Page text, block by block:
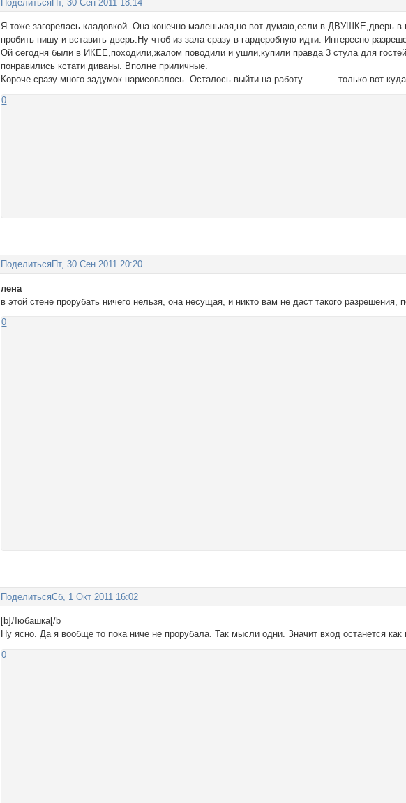
ПоделитьсяПт, 30 Сен 2011 18:14
Я тоже загорелась кладовкой. Она конечно маленькая,но вот думаю,если в ДВУШКЕ,дверь в
пробить нишу и вставить дверь.Ну чтоб из зала сразу в гардеробную идти. Интересно
Ой сегодня были в ИКЕЕ,походили,жалом поводили и ушли,купили правда 3 стула для
понравились кстати диваны. Вполне приличные.
Короче сразу много задумок нарисовалось. Осталось выйти на работу.............только вот
0
Поделиться Пт, 30 Сен 2011 20:20
лена
в этой стене прорубать ничего нельзя, она несущая, и никто вам не даст такого разрешения,
0
ПоделитьсяСб, 1 Окт 2011 16:02
[b]Любашка[/b
Ну ясно. Да я вообще то пока ниче не прорубала. Так мысли одни. Значит вход останется как
0